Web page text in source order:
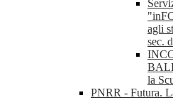
agli
sec.
la
PNRR - Futura.